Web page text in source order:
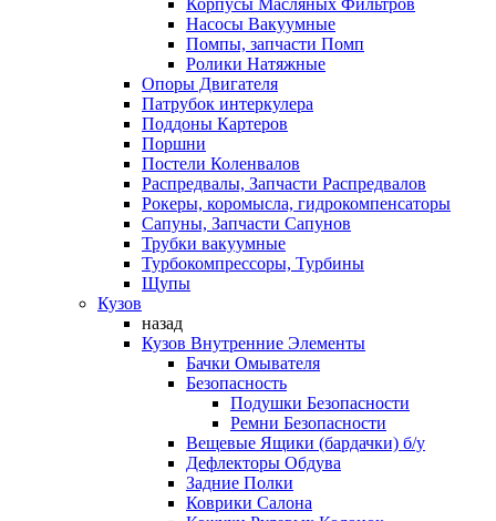
Корпусы Масляных Фильтров
Насосы Вакуумные
Помпы, запчасти Помп
Ролики Натяжные
Опоры Двигателя
Патрубок интеркулера
Поддоны Картеров
Поршни
Постели Коленвалов
Распредвалы, Запчасти Распредвалов
Рокеры, коромысла, гидрокомпенсаторы
Сапуны, Запчасти Сапунов
Трубки вакуумные
Турбокомпрессоры, Турбины
Щупы
Кузов
назад
Кузов Внутренние Элементы
Бачки Омывателя
Безопасность
Подушки Безопасности
Ремни Безопасности
Вещевые Ящики (бардачки) б/у
Дефлекторы Обдува
Задние Полки
Коврики Салона